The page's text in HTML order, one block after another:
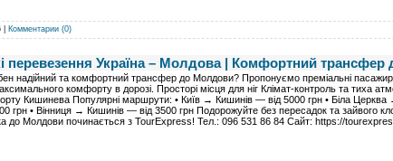
Комментарии (0)
перевезення Україна – Молдова | Комфортний
надійний та комфортний трансфер до Молдови? Пропонуємо преміальні
комфорту в дорозі. Просторі місця для ніг Клімат-контроль та тиха
Кишинева Популярні маршрути: • Київ → Кишинів — від 5000 грн • Біла
грн • Вінниця → Кишинів — від 3500 грн Подорожуйте без пересадок та зайвого
до Молдови починається з TourExpress! Тел.: 096 531 86 84 Сайт: https://